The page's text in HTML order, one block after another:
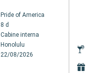
Pride of America
8 d
Cabine interna
Honolulu
22/08/2026